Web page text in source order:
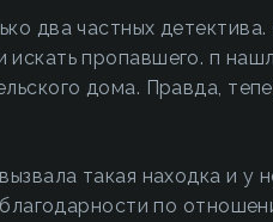
два частных
пропавшего. п
дома. Правда,
такая находка и у
по